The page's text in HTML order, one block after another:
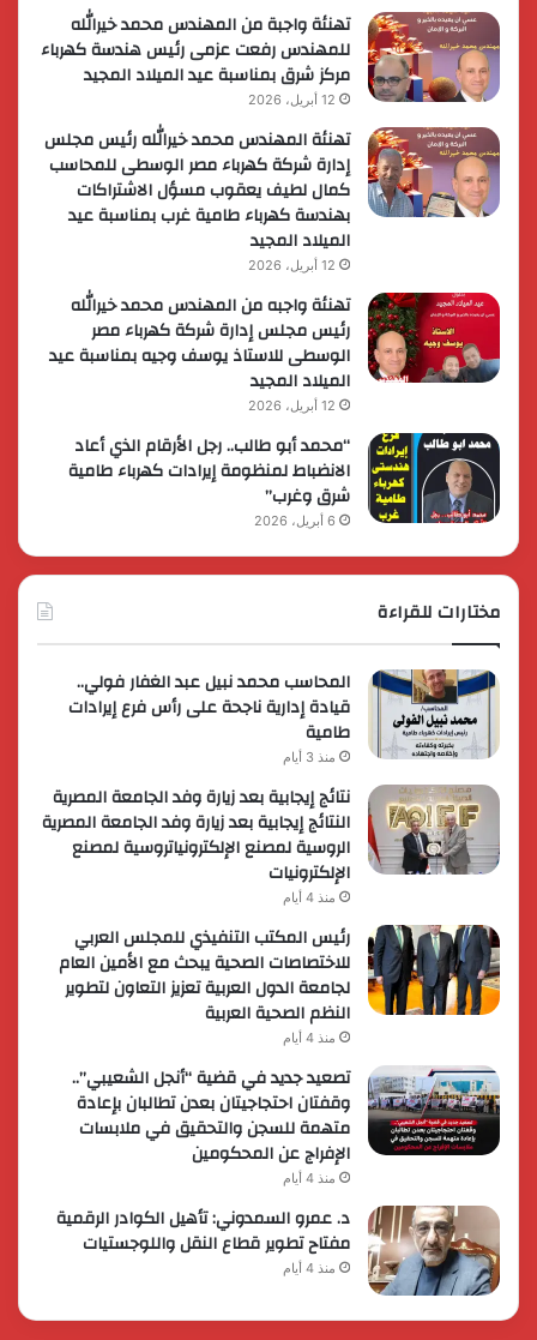
تهنئة واجبة من المهندس محمد خيرالله
للمهندس رفعت عزمى رئيس هندسة كهرباء
مركز شرق بمناسبة عيد الميلاد المجيد
12 أبريل، 2026
تهنئة المهندس محمد خيرالله رئيس مجلس
إدارة شركة كهرباء مصر الوسطى للمحاسب
كمال لطيف يعقوب مسؤل الاشتراكات
بهندسة كهرباء طامية غرب بمناسبة عيد
الميلاد المجيد
12 أبريل، 2026
تهنئة واجبه من المهندس محمد خيرالله
رئيس مجلس إدارة شركة كهرباء مصر
الوسطى للاستاذ يوسف وجيه بمناسبة عيد
الميلاد المجيد
12 أبريل، 2026
“محمد أبو طالب.. رجل الأرقام الذي أعاد
الانضباط لمنظومة إيرادات كهرباء طامية
شرق وغرب”
6 أبريل، 2026
مختارات للقراءة
المحاسب محمد نبيل عبد الغفار فولي..
قيادة إدارية ناجحة على رأس فرع إيرادات
طامية
منذ 3 أيام
نتائج إيجابية بعد زيارة وفد الجامعة المصرية
النتائج إيجابية بعد زيارة وفد الجامعة المصرية
الروسية لمصنع الإلكترونياتروسية لمصنع
الإلكترونيات
منذ 4 أيام
رئيس المكتب التنفيذي للمجلس العربي
للاختصاصات الصحية يبحث مع الأمين العام
لجامعة الدول العربية تعزيز التعاون لتطوير
النظم الصحية العربية
منذ 4 أيام
تصعيد جديد في قضية “أنجل الشعيبي”..
وقفتان احتجاجيتان بعدن تطالبان بإعادة
متهمة للسجن والتحقيق في ملابسات
الإفراج عن المحكومين
منذ 4 أيام
د. عمرو السمدوني: تأهيل الكوادر الرقمية
مفتاح تطوير قطاع النقل واللوجستيات
منذ 4 أيام